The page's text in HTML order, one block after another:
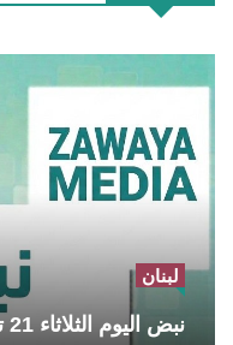
لبنان
نبض اليوم الثلاثاء 21 تموز على الساحة اللبنانية